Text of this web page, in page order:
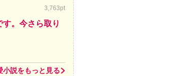
3,763pt
。今さら取り
小説をもっと見る